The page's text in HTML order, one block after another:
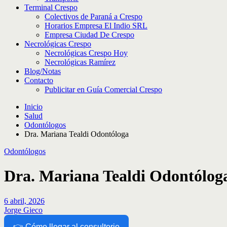
Terminal Crespo
Colectivos de Paraná a Crespo
Horarios Empresa El Indio SRL
Empresa Ciudad De Crespo
Necrológicas Crespo
Necrológicas Crespo Hoy
Necrológicas Ramírez
Blog/Notas
Contacto
Publicitar en Guía Comercial Crespo
Inicio
Salud
Odontólogos
Dra. Mariana Tealdi Odontóloga
Odontólogos
Dra. Mariana Tealdi
6 abril, 2026
Jorge Gieco